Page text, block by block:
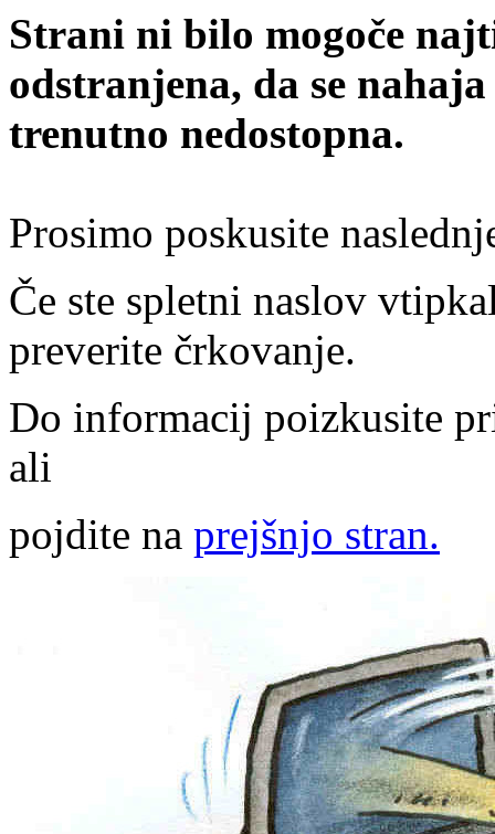
Strani ni bilo mogoče
odstranjena, da se
trenutno nedostopna.
Prosimo poskusite
Če ste spletni naslov
preverite črkovanje.
Do informacij poizkusite
ali
pojdite na prejšnjo stran.